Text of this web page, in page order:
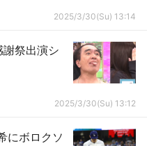
2025/3/30(Su) 13:14
祭出演シ
2025/3/30(Su) 13:12
にボロクソ